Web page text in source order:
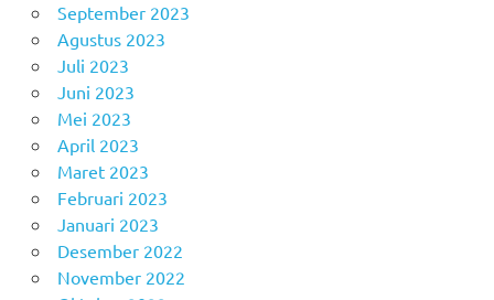
September 2023
Agustus 2023
Juli 2023
Juni 2023
Mei 2023
April 2023
Maret 2023
Februari 2023
Januari 2023
Desember 2022
November 2022